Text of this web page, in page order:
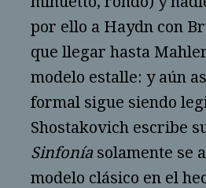
por ello a Haydn con
que llegar hasta
modelo estalle: y aún
formal sigue siendo
Shostakovich escribe
Sinfonía solamente se
modelo clásico en el